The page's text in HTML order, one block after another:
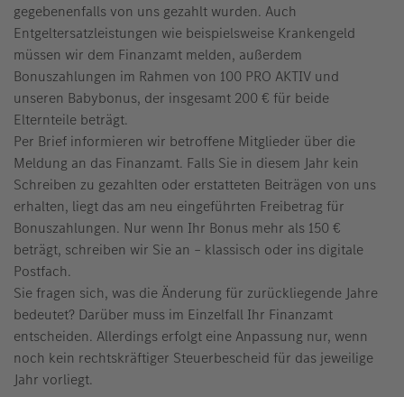
gegebenenfalls von uns gezahlt wurden. Auch
Entgeltersatzleistungen wie beispielsweise Krankengeld
müssen wir dem Finanzamt melden, außerdem
Bonuszahlungen im Rahmen von 100 PRO AKTIV und
unseren Babybonus, der insgesamt 200 € für beide
Elternteile beträgt.
Per Brief informieren wir betroffene Mitglieder über die
Meldung an das Finanzamt. Falls Sie in diesem Jahr kein
Schreiben zu gezahlten oder erstatteten Beiträgen von uns
erhalten, liegt das am neu eingeführten Freibetrag für
Bonuszahlungen. Nur wenn Ihr Bonus mehr als 150 €
beträgt, schreiben wir Sie an – klassisch oder ins digitale
Postfach.
Sie fragen sich, was die Änderung für zurückliegende Jahre
bedeutet? Darüber muss im Einzelfall Ihr Finanzamt
entscheiden. Allerdings erfolgt eine Anpassung nur, wenn
noch kein rechtskräftiger Steuerbescheid für das jeweilige
Jahr vorliegt.